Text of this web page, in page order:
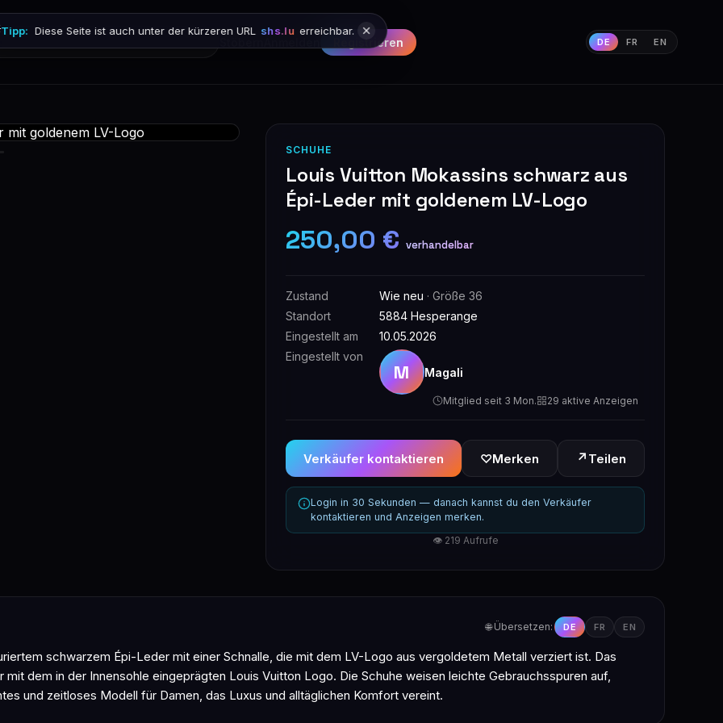
Registrieren DE FR EN
Tipp: Diese Seite ist auch unter der kürzeren URL shs.lu erreichbar.
SCHUHE
Louis Vuitton Mokassins schwarz aus
Épi-Leder mit goldenem LV-Logo
250,00 € verhandelbar
Zustand Wie neu · Größe 36
Standort
5884 Hesperange
Eingestellt am
10.05.2026
Eingestellt von
M Magali
Mitglied seit 3 Mon. 29 aktive Anzeigen
Verkäufer kontaktieren ♡Merken ↗ Teilen
Login in 30 Sekunden — danach kannst du den Verkäufer
kontaktieren und Anzeigen merken.
👁 219 Aufrufe
🌐 Übersetzen: DE FR EN
schwarzem Épi-Leder mit einer Schnalle, die mit dem LV-Logo aus vergoldetem Metall verziert ist. Das
dem in der Innensohle eingeprägten Louis Vuitton Logo. Die Schuhe weisen leichte Gebrauchsspuren auf,
und zeitloses Modell für Damen, das Luxus und alltäglichen Komfort vereint.